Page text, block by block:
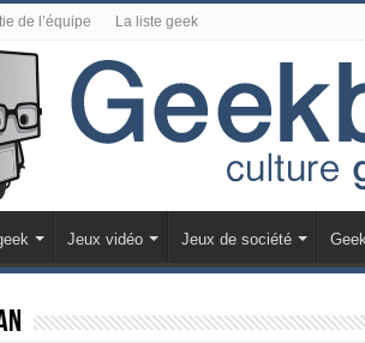
de l’équipe La liste geek
Jeux vidéo Jeux de société